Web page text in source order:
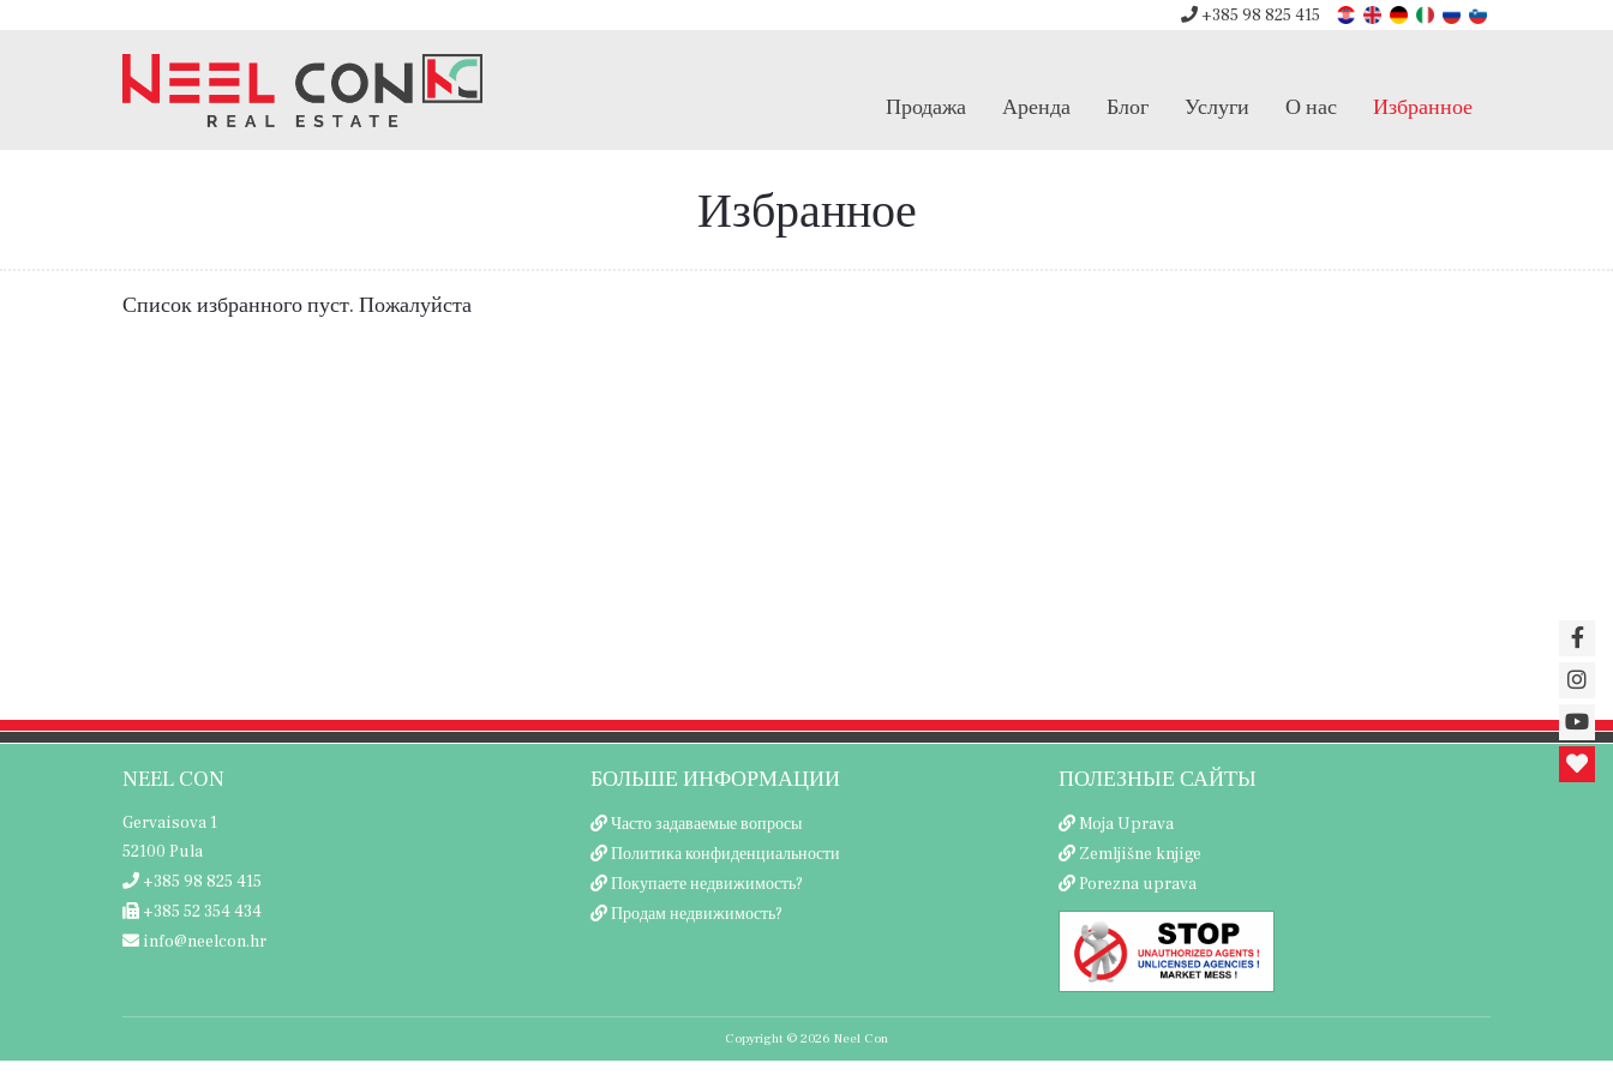
+385 98 825 415
Продажа Аренда Блог Услуги О нас Избранное
Избранное
Список избранного пуст. Пожалуйста
NEEL CON
Gervaisova 1
52100 Pula
+385 98 825 415
+385 52 354 434
info@neelcon.hr
БОЛЬШЕ ИНФОРМАЦИИ
Часто задаваемые вопросы
Политика конфиденциальности
Покупаете недвижимость?
Продам недвижимость?
ПОЛЕЗНЫЕ САЙТЫ
Moja Uprava
Zemljišne knjige
Porezna uprava
Copyright © 2026 Neel Con